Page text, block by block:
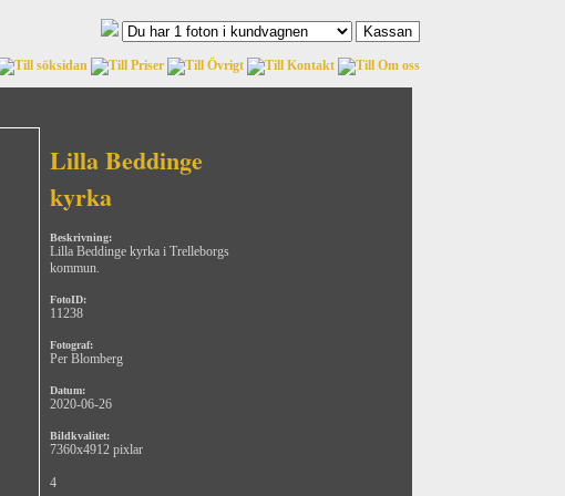
Lilla Beddinge
kyrka
Beskrivning:
Lilla Beddinge kyrka i Trelleborgs
kommun.
FotoID:
11238
Fotograf:
Per Blomberg
Datum:
2020-06-26
Bildkvalitet:
7360x4912 pixlar
4